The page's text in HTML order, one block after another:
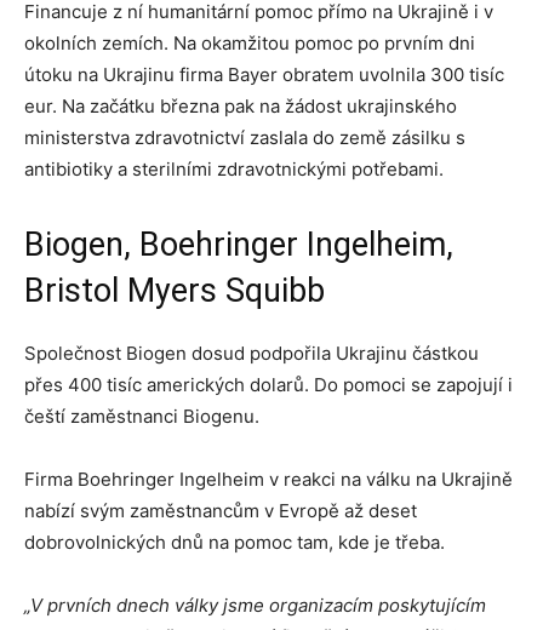
Financuje z ní humanitární pomoc přímo na Ukrajině i v
okolních zemích. Na okamžitou pomoc po prvním dni
útoku na Ukrajinu firma Bayer obratem uvolnila 300 tisíc
eur. Na začátku března pak na žádost ukrajinského
ministerstva zdravotnictví zaslala do země zásilku s
antibiotiky a sterilními zdravotnickými potřebami.
Biogen, Boehringer Ingelheim,
Bristol Myers Squibb
Společnost Biogen dosud podpořila Ukrajinu částkou
přes 400 tisíc amerických dolarů. Do pomoci se zapojují i
čeští zaměstnanci Biogenu.
Firma Boehringer Ingelheim v reakci na válku na Ukrajině
nabízí svým zaměstnancům v Evropě až deset
dobrovolnických dnů na pomoc tam, kde je třeba.
„V prvních dnech války jsme organizacím poskytujícím